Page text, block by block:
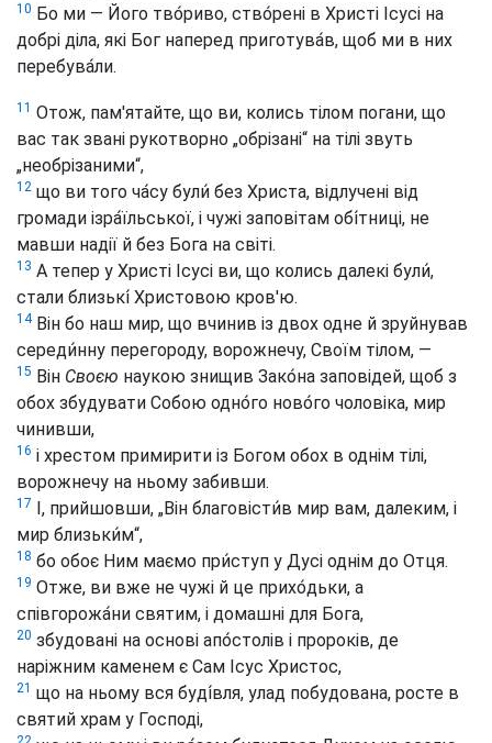
10 Бо ми — Його тво́риво, ство́рені в Христі Ісусі на
добрі діла, які Бог наперед приготува́в, щоб ми в них
перебува́ли.
11 Отож, пам'ятайте, що ви, колись тілом погани, що
вас так звані рукотворно „обрізані“ на тілі звуть
„необрізаними“,
12 що ви того ча́су були́ без Христа, відлучені від
громади ізра́їльської, і чужі заповітам обі́тниці, не
мавши надії й без Бога на світі.
13 А тепер у Христі Ісусі ви, що колись далекі були́,
стали близькі́ Христовою кров'ю.
14Він бо наш мир, що вчинив із двох одне й зруйнував
середи́нну перегороду, ворожнечу, Своїм тілом, —
15 Він Своєю наукою знищив Зако́на заповідей, щоб з
обох збудувати Собою одно́го ново́го чоловіка, мир
чинивши,
16 і хрестом примирити із Богом обох в однім тілі,
ворожнечу на ньому забивши.
17 І, прийшовши, „Він благовісти́в мир вам, далеким, і
мир близьки́м“,
18 бо обоє Ним маємо при́ступ у Дусі однім до Отця.
19 Отже, ви вже не чужі й це прихо́дьки, а
співгорожа́ни святим, і домашні для Бога,
20 збудовані на основі апо́столів і пророків, де
наріжним каменем є Сам Ісус Христос,
21 що на ньому вся буді́вля, улад побудована, росте в
святий храм у Господі,